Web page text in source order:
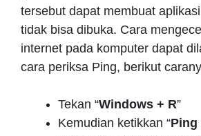
tersebut dapat membuat
tidak bisa dibuka. Cara
internet pada komputer dapat
cara periksa Ping, berikut
Tekan “Windows + R”
Kemudian ketikkan “Ping